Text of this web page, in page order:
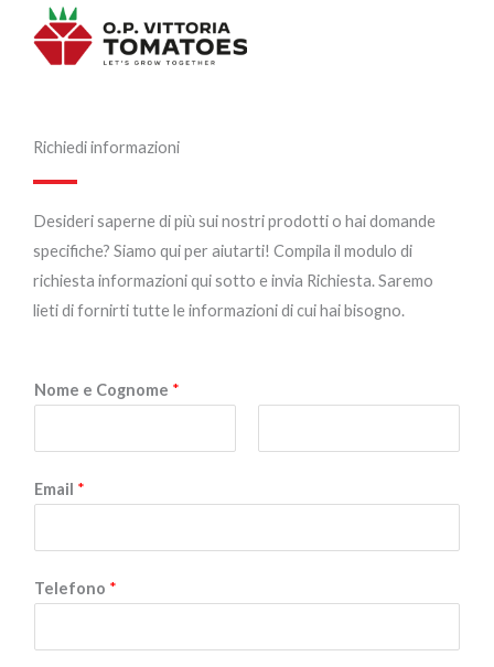
Richiedi informazioni
Desideri saperne di più sui nostri prodotti o hai domande
specifiche? Siamo qui per aiutarti! Compila il modulo di
richiesta informazioni qui sotto e invia Richiesta. Saremo
lieti di fornirti tutte le informazioni di cui hai bisogno.
Nome e Cognome *
o
Email *
Telefono *